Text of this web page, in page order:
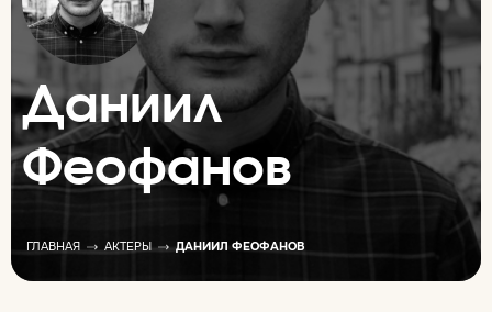
Даниил
Феофанов
ГЛАВНАЯ АКТЕРЫ ДАНИИЛ ФЕОФАНОВ